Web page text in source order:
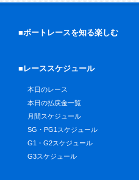
■ボートレースを知る楽しむ
■レーススケジュール
本日のレース
本日の払戻金一覧
月間スケジュール
SG・PG1スケジュール
G1・G2スケジュール
G3スケジュール